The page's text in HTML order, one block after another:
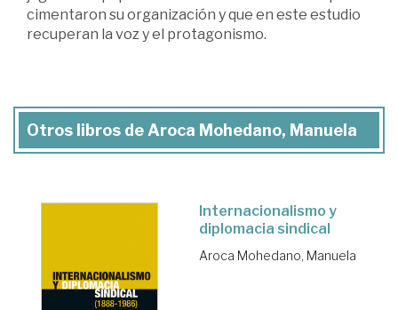
cimentaron su organización y que en este estudio
recuperan la voz y el protagonismo.
Otros libros de Aroca Mohedano, Manuela
Internacionalismo y
diplomacia sindical
Aroca Mohedano, Manuela